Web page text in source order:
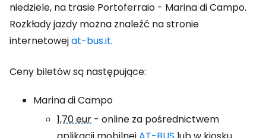
niedziele, na trasie Portoferraio - Marina di Campo.
Rozkłady jazdy można znaleźć na stronie
internetowejat-bus.it.
Ceny biletów są następujące:
Marina di Campo
1,70 eur - online za pośrednictwem